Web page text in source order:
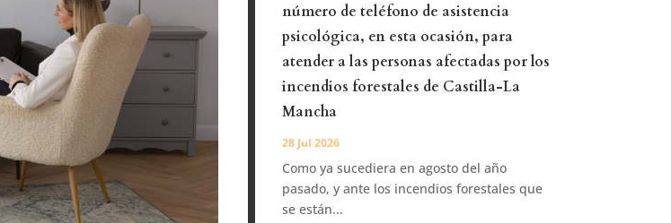
número de teléfono de asistencia
psicológica, en esta ocasión, para
atender a las personas afectadas por los
incendios forestales de Castilla-La
Mancha
28 Jul 2026
Como ya sucediera en agosto del año
pasado, y ante los incendios forestales que
se están...